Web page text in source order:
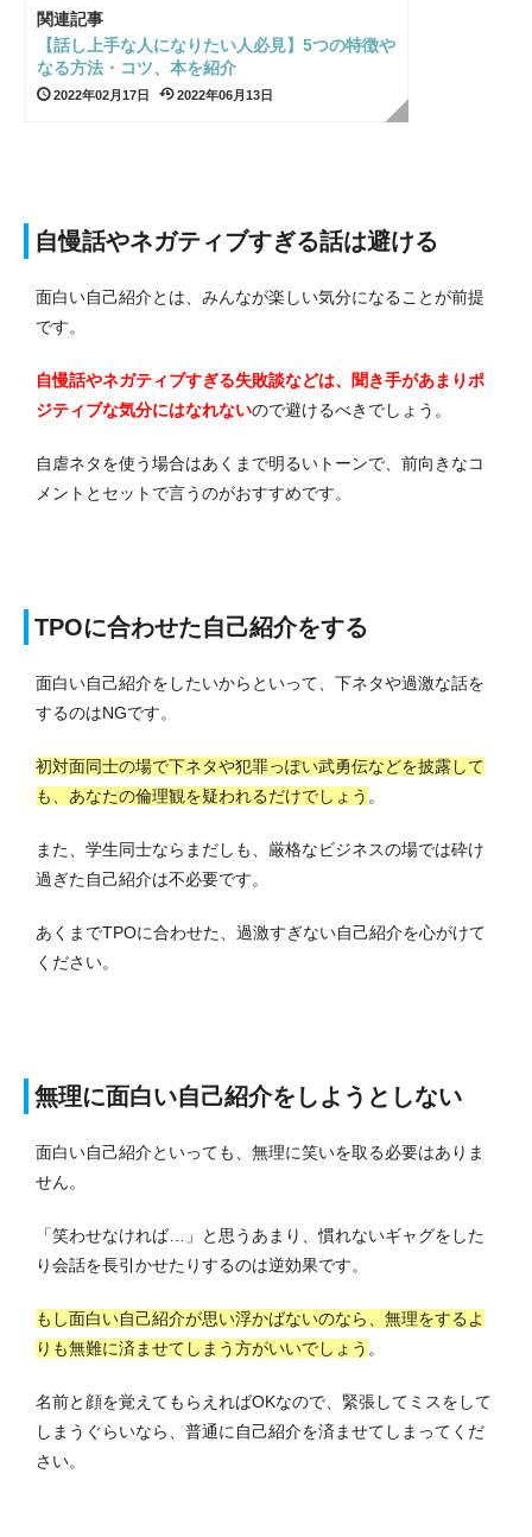
関連記事
【話し上手な人になりたい人必見】5つの特徴や
なる方法・コツ、本を紹介
2022年02月17日 2022年06月13日
自慢話やネガティブすぎる話は避ける
面白い自己紹介とは、みんなが楽しい気分になることが前提
です。
自慢話やネガティブすぎる失敗談などは、聞き手があまりポ
ジティブな気分にはなれないので避けるべきでしょう。
自虐ネタを使う場合はあくまで明るいトーンで、前向きなコ
メントとセットで言うのがおすすめです。
TPOに合わせた自己紹介をする
面白い自己紹介をしたいからといって、下ネタや過激な話を
するのはNGです。
初対面同士の場で下ネタや犯罪っぽい武勇伝などを披露して
も、あなたの倫理観を疑われるだけでしょう 。
また、学生同士ならまだしも、厳格なビジネスの場では砕け
過ぎた自己紹介は不必要です。
あくまでTPOに合わせた、過激すぎない自己紹介を心がけて
ください。
無理に面白い自己紹介をしようとしない
面白い自己紹介といっても、無理に笑いを取る必要はありま
せん。
「笑わせなければ…」と思うあまり、慣れないギャグをした
り会話を長引かせたりするのは逆効果です。
もし面白い自己紹介が思い浮かばないのなら、無理をするよ
りも無難に済ませてしまう方がいいでしょう 。
名前と顔を覚えてもらえればOKなので、緊張してミスをして
しまうぐらいなら、普通に自己紹介を済ませてしまってくだ
さい。